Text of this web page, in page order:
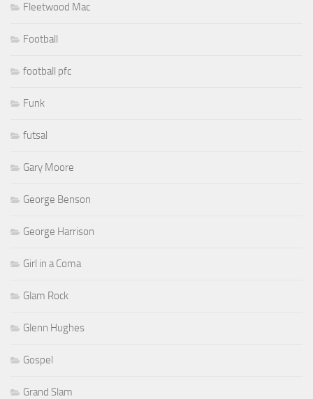
Fleetwood Mac
Football
football pfc
Funk
futsal
Gary Moore
George Benson
George Harrison
Girl in a Coma
Glam Rock
Glenn Hughes
Gospel
Grand Slam